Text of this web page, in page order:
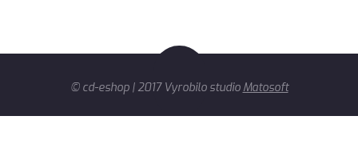
© cd-eshop | 2017 Vyrobilo studio Matosoft